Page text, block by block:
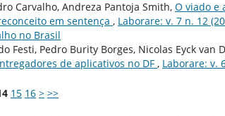
Carvalho, Andreza Pantoja Smith, O viado e
em sentença , Laborare: v. 7 n. 12
no Brasil
Festi, Pedro Burity Borges, Nicolas Eyck van
de aplicativos no DF , Laborare: v.
15 16 > >>